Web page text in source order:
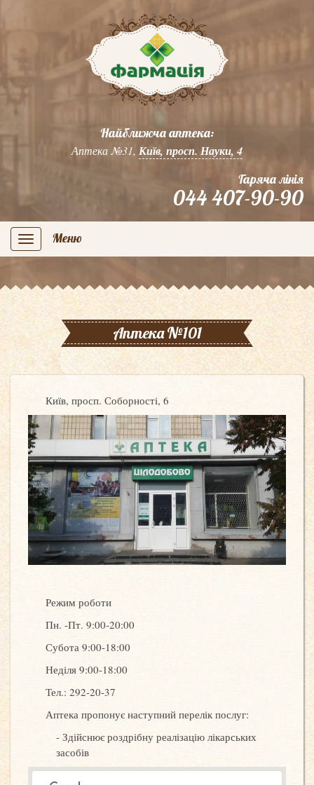
Найближча аптека:
Аптека №31, Київ, просп. Науки, 4
Гаряча лінія
044 407-90-90
navigation
Меню
Аптека №101
Київ, просп. Соборності, 6
Режим роботи
Пн. -Пт. 9:00-20:00
Субота 9:00-18:00
Неділя 9:00-18:00
Тел.: 292-20-37
Аптека пропонує наступний перелік послуг:
Здійснює роздрібну реалізацію лікарських
засобів